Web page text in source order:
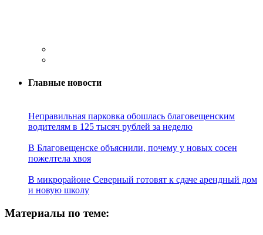
Главные новости
Неправильная парковка обошлась благовещенским
водителям в 125 тысяч рублей за неделю
В Благовещенске объяснили, почему у новых сосен
пожелтела хвоя
В микрорайоне Северный готовят к сдаче арендный дом
и новую школу
Материалы по теме: